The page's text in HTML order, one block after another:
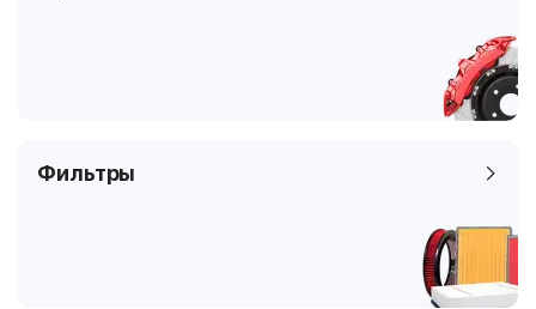
Фильтры